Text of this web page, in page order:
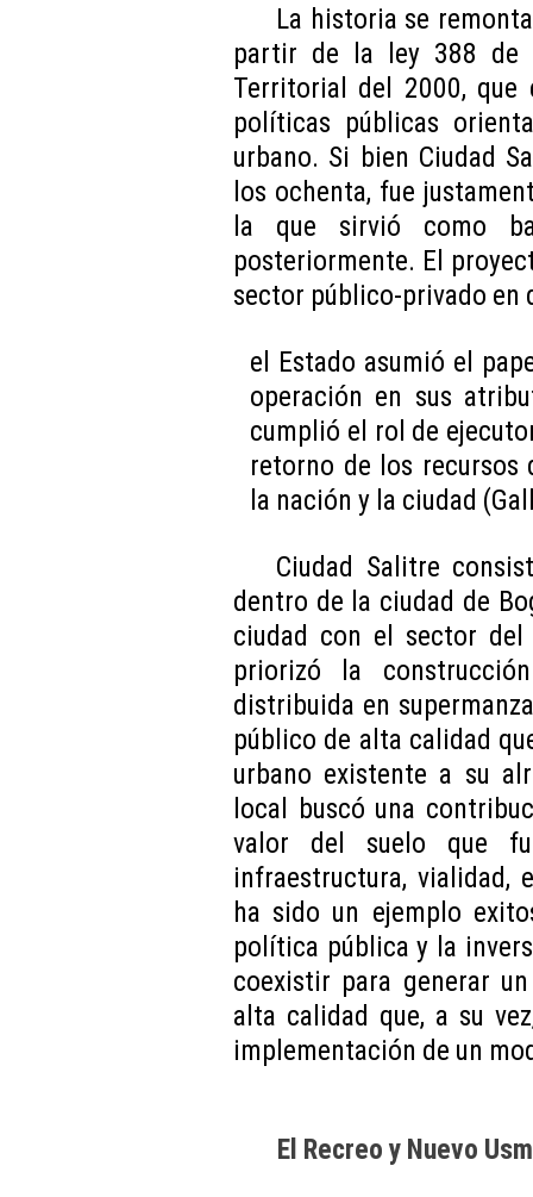
La historia se
partir de la ley 388 de
Territorial del 2000, que
políticas públicas
urbano. Si bien Ciudad
los ochenta, fue
la que sirvió como
posteriormente. El
sector público-privado en
el Estado asumió el
operación en sus
cumplió el rol de
retorno de los recursos
la nación y la ciudad
Ciudad Salitre
dentro de la ciudad de
ciudad con el sector
priorizó la
distribuida en
público de alta calidad
urbano existente a su
local buscó una
valor del suelo que
infraestructura, vialidad,
ha sido un ejemplo
política pública y la
coexistir para generar
alta calidad que, a su
implementación de un
El Recreo y Nuevo